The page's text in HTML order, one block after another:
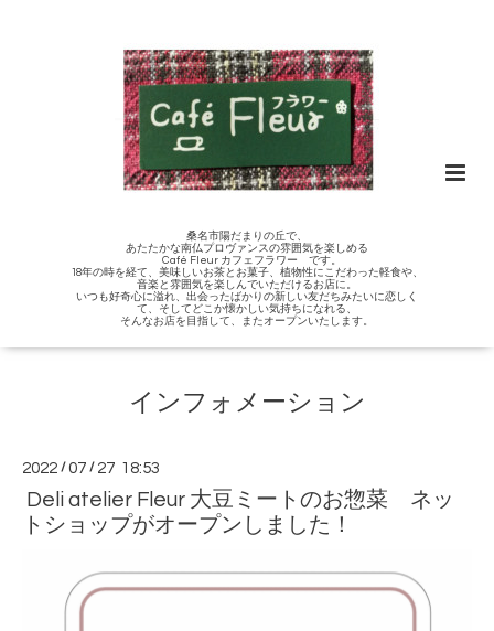
桑名市陽だまりの丘で、
あたたかな南仏プロヴァンスの雰囲気を楽しめる
Café Fleur カフェフラワー です。
18年の時を経て、美味しいお茶とお菓子、植物性にこだわった軽食や、
音楽と雰囲気を楽しんでいただけるお店に。
いつも好奇心に溢れ、出会ったばかりの新しい友だちみたいに恋しく
て、そしてどこか懐かしい気持ちになれる、
そんなお店を目指して、またオープンいたします。
インフォメーション
2022 /07 / 27 18:53
Deli atelier Fleur 大豆ミートのお惣菜 ネッ
トショップがオープンしました！